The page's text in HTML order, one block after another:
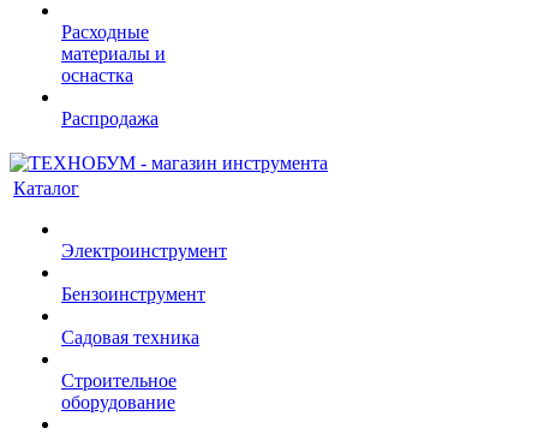
Расходные
материалы и
оснастка
Распродажа
Каталог
Электроинструмент
Бензоинструмент
Садовая техника
Строительное
оборудование